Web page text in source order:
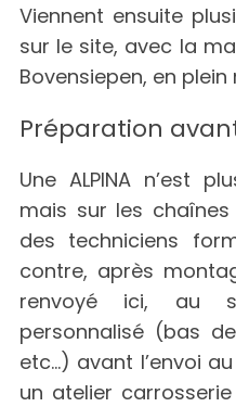
Viennent ensuite
sur le site, avec la
Bovensiepen, en
Préparation
Une ALPINA n’est
mais sur les
des techniciens
contre, après
renvoyé ici, au
personnalisé (bas
etc…) avant l’envoi
un atelier